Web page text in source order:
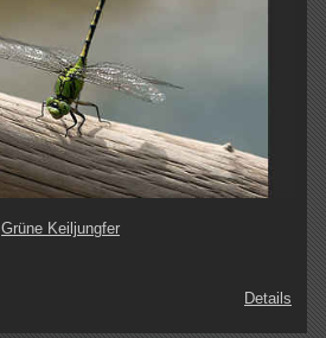
Grüne Keiljungfer
Details